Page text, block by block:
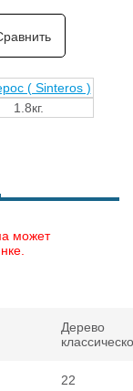
( Sinteros )
1.8кг.
может
Дерево
22